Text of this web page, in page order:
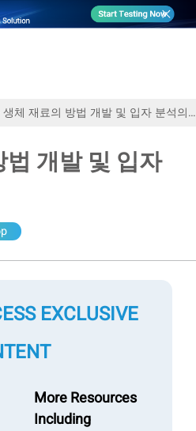
생체 재료의 방법 개발 및 입자 분석의 과제
개발 및 입자
EXCLUSIVE
More Resources
Including